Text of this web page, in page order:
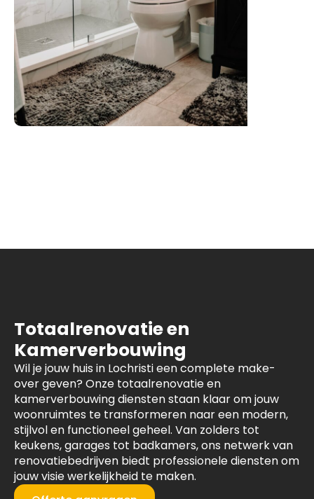
Totaalrenovatie en
Kamerverbouwing
Wil je jouw huis in Lochristi een complete make-
over geven? Onze totaalrenovatie en
kamerverbouwing diensten staan klaar om jouw
woonruimtes te transformeren naar een modern,
stijlvol en functioneel geheel. Van zolders tot
keukens, garages tot badkamers, ons netwerk van
renovatiebedrijven biedt professionele diensten om
jouw visie werkelijkheid te maken.